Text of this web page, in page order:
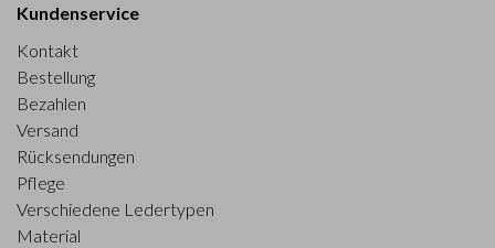
Kundenservice
Kontakt
Bestellung
Bezahlen
Versand
Rücksendungen
Pflege
Verschiedene Ledertypen
Material